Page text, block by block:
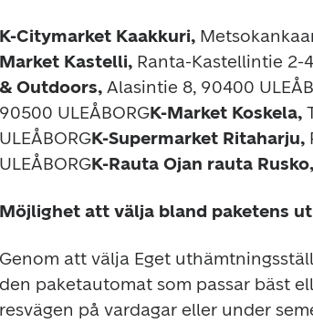
K-Citymarket Kaakkuri,
Market Kastelli, Ranta-Kastellintie 2-
& Outdoors, Alasintie 8, 90400
90500 ULEÅBORGK-Market Koskela,
ULEÅBORGK-Supermarket Ritaharju,
ULEÅBORGK-Rauta Ojan rauta Rusko,
Möjlighet att välja bland paketens
Genom att välja Eget
den paketautomat som passar bäst
resvägen på vardagar eller under